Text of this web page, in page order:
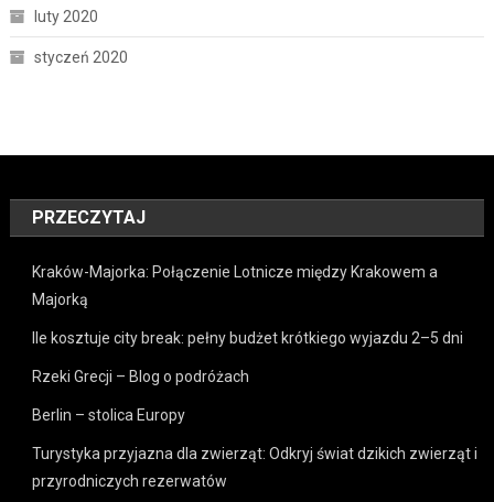
luty 2020
styczeń 2020
PRZECZYTAJ
Kraków-Majorka: Połączenie Lotnicze między Krakowem a
Majorką
Ile kosztuje city break: pełny budżet krótkiego wyjazdu 2–5 dni
Rzeki Grecji – Blog o podróżach
Berlin – stolica Europy
Turystyka przyjazna dla zwierząt: Odkryj świat dzikich zwierząt i
przyrodniczych rezerwatów